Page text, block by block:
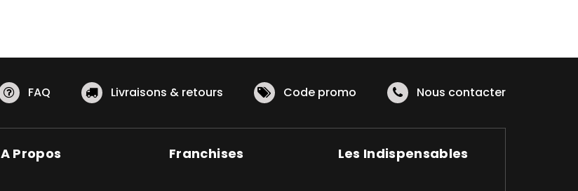
FAQ Livraisons & retours Code promo Nous contacter
A Propos Franchises Les Indispensables